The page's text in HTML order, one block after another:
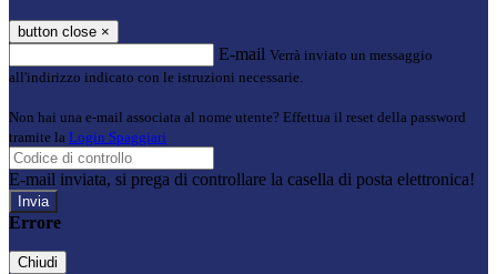
button close ×
E-mail Verrà inviato un messaggio
all'indirizzo indicato con le istruzioni necessarie.
Non hai una e-mail associata al nome utente? Effettua il reset della password
tramite la Login Spaggiari
E-mail inviata, si prega di controllare la casella di posta elettronica!
Errore
Chiudi